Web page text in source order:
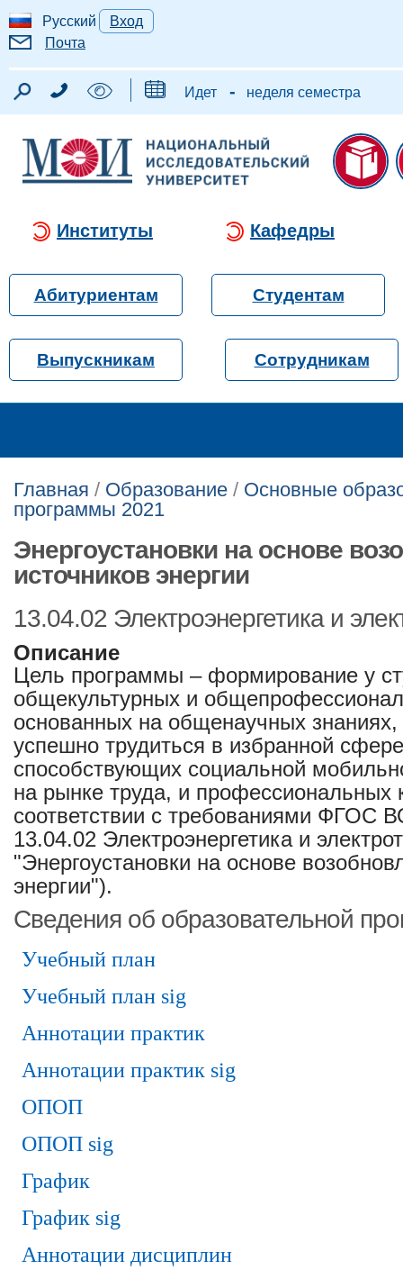
Русский
Вход
Почта
Идет - неделя семестра
Институты Кафедры
Абитуриентам Студентам
Выпускникам Сотрудникам
Главная / Образование / Основные
программы 2021
Энергоустановки на основе
источников энергии
13.04.02 Электроэнергетика и
Описание
Цель программы – формирование у
общекультурных и
основанных на общенаучных
успешно трудиться в избранной
способствующих социальной
на рынке труда, и профессиональных
соответствии с требованиями ФГОС
13.04.02 Электроэнергетика и
"Энергоустановки на основе
энергии").
Сведения об образовательной
Учебный план
Учебный план sig
Аннотации практик
Аннотации практик sig
ОПОП
ОПОП sig
График
График sig
Аннотации дисциплин